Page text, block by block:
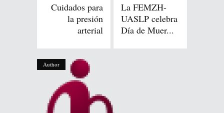
Cuidados para
la presión
arterial
La FEMZH-
UASLP celebra
Día de Muer...
Author